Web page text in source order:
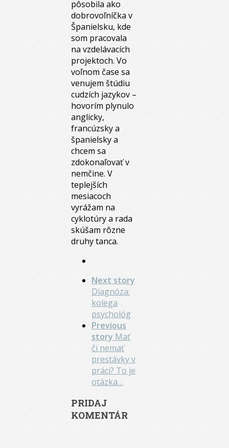
pôsobila ako
dobrovoľníčka v
Španielsku, kde
som pracovala
na vzdelávacích
projektoch. Vo
voľnom čase sa
venujem štúdiu
cudzích jazykov –
hovorím plynulo
anglicky,
francúzsky a
španielsky a
chcem sa
zdokonaľovať v
nemčine. V
teplejších
mesiacoch
vyrážam na
cyklotúry a rada
skúšam rôzne
druhy tanca.
Next story
Diagnóza:
kolega
psychológ
Previous
story Mať
či nemať
prestávky v
práci? To je
otázka…
PRIDAJ
KOMENTÁR